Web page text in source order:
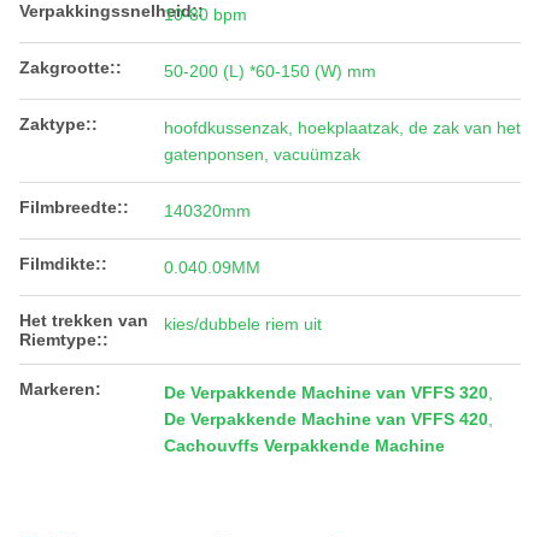
Verpakkingssnelheid::10-80 bpm
Zakgrootte:: 50-200 (L) *60-150 (W) mm
Zaktype::
hoofdkussenzak, hoekplaatzak, de zak van het
gatenponsen, vacuümzak
Filmbreedte:: 140320mm
Filmdikte:: 0.040.09MM
Het trekken van
Riemtype::
kies/dubbele riem uit
Markeren: De Verpakkende Machine van VFFS 320
De Verpakkende Machine van VFFS 420
Cachouvffs Verpakkende Machine